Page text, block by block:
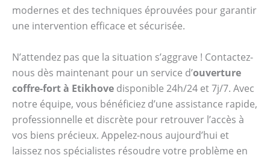
modernes et des techniques éprouvées pour garantir
une intervention efficace et sécurisée.
N’attendez pas que la situation s’aggrave ! Contactez-
nous dès maintenant pour un service d’ouverture
coffre-fort à Etikhove disponible 24h/24 et 7j/7. Avec
notre équipe, vous bénéficiez d’une assistance rapide,
professionnelle et discrète pour retrouver l’accès à
vos biens précieux. Appelez-nous aujourd’hui et
laissez nos spécialistes résoudre votre problème en